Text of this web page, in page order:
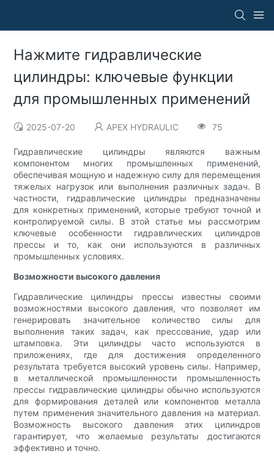
Нажмите гидравлические
цилиндры: ключевые функции
для промышленных применений
2025-07-20 APEX HYDRAULIC 75
Гидравлические цилиндры являются важным
компонентом многих промышленных применений,
обеспечивая мощную и надежную силу для перемещения
тяжелых нагрузок или выполнения различных задач. В
частности, гидравлические цилиндры предназначены
для конкретных применений, которые требуют точной и
контролируемой силы. В этой статье мы рассмотрим
ключевые особенности гидравлических цилиндров
прессы и то, как они используются в различных
промышленных условиях.
Возможности высокого давления
Гидравлические цилиндры прессы известны своими
возможностями высокого давления, что позволяет им
генерировать значительное количество силы для
выполнения таких задач, как прессование, удар или
штамповка. Эти цилиндры часто используются в
приложениях, где для достижения определенного
результата требуется высокий уровень силы. Например,
в металлической промышленности промышленность
прессы гидравлические цилиндры обычно используются
для формирования деталей или компонентов металла
путем применения значительного давления на материал.
Возможность высокого давления этих цилиндров
гарантирует, что желаемые результаты достигаются
эффективно и точно.